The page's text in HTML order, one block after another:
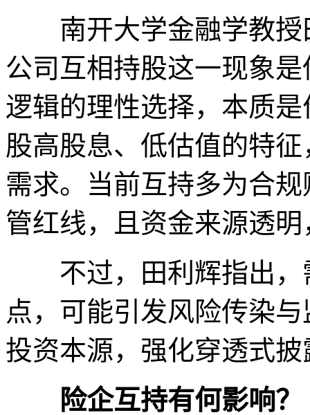
南开大学金融学教授
公司互相持股这一现象
逻辑的理性选择，本质
股高股息、低估值的特
需求。当前互持多为合
管红线，且资金来源透
不过，田利辉指出，
点，可能引发风险传染
投资本源，强化穿透式披
险企互持有何影响？